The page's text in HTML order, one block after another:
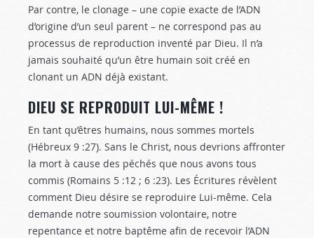
Par contre, le clonage – une copie exacte de l’ADN
d’origine d’un seul parent – ne correspond pas au
processus de reproduction inventé par Dieu. Il n’a
jamais souhaité qu’un être humain soit créé en
clonant un ADN déjà existant.
DIEU SE REPRODUIT LUI-MÊME !
En tant qu’êtres humains, nous sommes mortels
(Hébreux 9 :27). Sans le Christ, nous devrions affronter
la mort à cause des péchés que nous avons tous
commis (Romains 5 :12 ; 6 :23). Les Écritures révèlent
comment Dieu désire se reproduire Lui-même. Cela
demande notre soumission volontaire, notre
repentance et notre baptême afin de recevoir l’ADN